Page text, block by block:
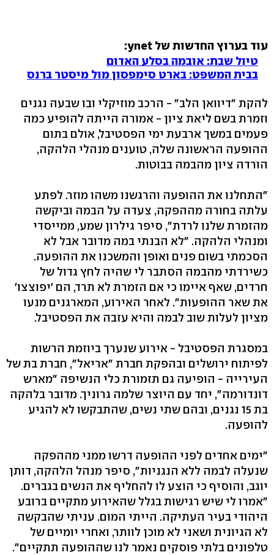
עוד בערוץ החדשות של ynet:
טיול שבת: אובמה בסלע האדום
בבית המשפט: בארט סימפסון מול מיסטר ברנס
להקת "דיוואן הלב" - הרכב מוזיקלי ובו שבעה נגנים
וזמרת בשם ליאת ציון - אמורה הייתה להופיע כמה
פעמים במשך ארבעת ימי הפסטיבל, אולם בתום
ההופעה הראשונה שלה, טוענים מנהלי הלהקה,
הורדה ציון מהבמה בבוטות.
"התחלנו את ההופעה והרגשנו משהו מוזר. לפתע
עלתה בחורה מההפקה, צעדה על הבמה וביקשה
מהזמרת שלנו לרדת", סיפר גילרון שמע, ממייסדי
ומנהלי הלהקה. "לא הבנתי במה מדובר אבל לא
הסכמתי בשום פנים ואופן והמשכנו את ההופעה.
כשירדתי מהבמה הסתבר לי שהיה לחץ גדול של
חרדים, שאף איימו כי אם הזמרת לא תרד, הם 'יפוצצו'
את שאר ההופעות". לאחר האירוע, המארגנים מנעו
מציון לעלות שוב לבמה והיא עזבה את הפסטיבל.
במסגרת הפסטיבל - אירוע שנערך ביוזמת הרשות
לפיתוח ירושלים ובהפקת חברת "אריאל", חברת בת של
העירייה - הופיעה גם תזמורת כלי הנשיפה "מארש
דונדורמה", יחד עם היוצר שלמה גרוניך. מדובר בלהקה
בת 15 נגנים, ובהם שתי נשים, שהתבקשו לא להגיע
להופעה.
"ימים אחדים לפני ההופעה דרשו ממני מההפקה
שנעלה לבמה ללא הנגניות", סיפר מנהל הלהקה, דותן
יוגב, והוסיף כי הוצע לו להחליף את הנשים בגברים.
"אמרו לי שיש רגישות בגלל שהאירוע מתקיים ברובע
היהודי בעיר העתיקה. הייתי המום. עניתי שהבקשה
לא הגיונית ושאני לא מוכן לוותר, ואחרי יומיים של
טלפונים בלתי פוסקים נאמר לנו שההופעה תתקיים".